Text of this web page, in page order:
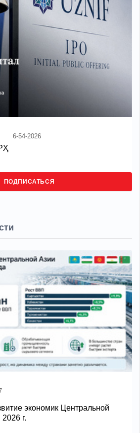
6-54-2026
ПОДПИСАТЬСЯ
экономик Центральной
г.